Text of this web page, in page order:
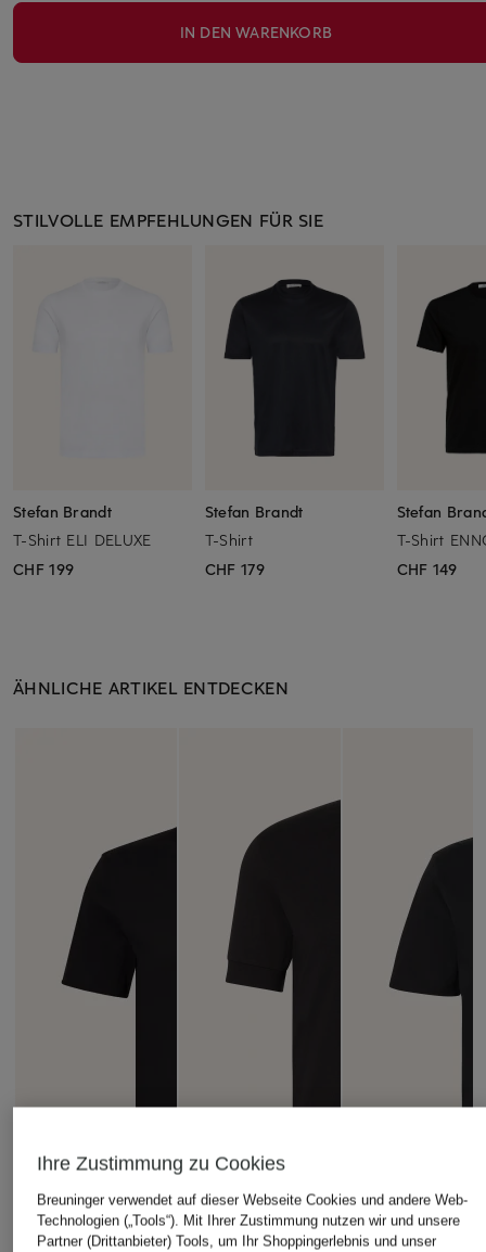
IN DEN WARENKORB
STILVOLLE EMPFEHLUNGEN FÜR SIE
Stefan Brandt
T-Shirt ELI DELUXE
CHF 199
Stefan Brandt
T-Shirt
CHF 179
Stefan
T-Shirt
CHF 149
ÄHNLICHE ARTIKEL ENTDECKEN
Ihre Zustimmung zu Cookies
Breuninger verwendet auf dieser Webseite Cookies und andere Web-
Technologien („Tools“). Mit Ihrer Zustimmung nutzen wir und unsere
Partner (Drittanbieter) Tools, um Ihr Shoppingerlebnis und unser